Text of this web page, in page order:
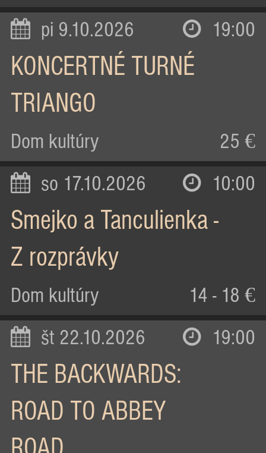
pi 9.10.2026 19:00
KONCERTNÉ TURNÉ
TRIANGO
Dom kultúry 25 €
so 17.10.2026 10:00
Smejko a Tanculienka -
Z rozprávky
Dom kultúry 14 - 18 €
št 22.10.2026 19:00
THE BACKWARDS:
ROAD TO ABBEY